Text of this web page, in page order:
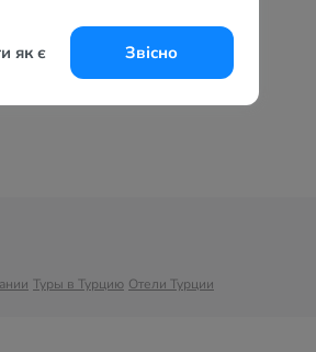
як є Звісно
Туры в Турцию Отели Турции